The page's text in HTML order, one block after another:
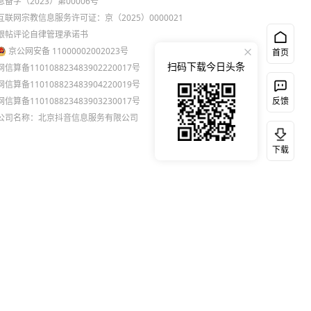
联网宗教信息服务许可证：京（2025）0000021
帖评论自律管理承诺书
京公网安备 11000002002023号
信算备110108823483902220017号
信算备110108823483904220019号
信算备110108823483903230017号
司名称：北京抖音信息服务有限公司
首页
反馈
下载
扫码下载今日头条